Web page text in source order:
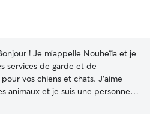
! Je m’appelle Nouheïla et je
services de garde et de
vos chiens et chats. J’aime
animaux et je suis une personne